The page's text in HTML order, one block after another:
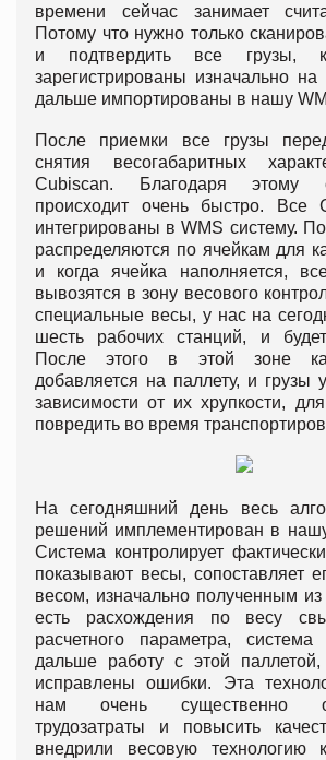
времени сейчас занимает
Потому что нужно только
и подтвердить все грузы,
зарегистрированы изначально
дальше импортированы в нашу
После приемки все грузы
снятия весогабаритных
Cubiscan. Благодаря этому
происходит очень быстро. Все
интегрированы в WMS систему.
распределяются по ячейкам для
и когда ячейка наполняется,
вывозятся в зону весового
специальные весы, у нас на
шесть рабочих станций, и
После этого в этой зоне
добавляется на паллету, и грузы
зависимости от их хрупкости,
повредить во время
На сегодняшний день весь
решений имплементирован в
Система контролирует
показывают весы, сопоставляет
весом, изначально полученным
есть расхождения по весу
расчетного параметра, система
дальше работу с этой
исправлены ошибки. Эта
нам очень существенно
трудозатраты и повысить
внедрили весовую технологию